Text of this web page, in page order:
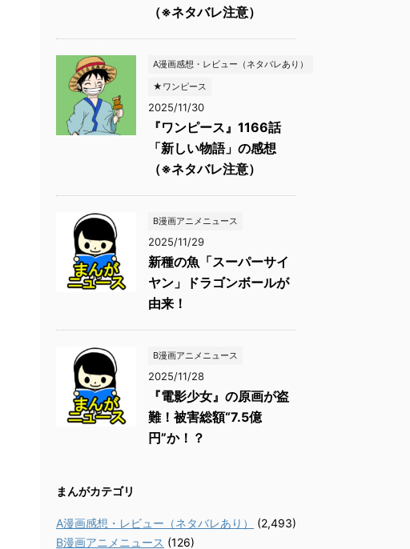
（※ネタバレ注意）
A漫画感想・レビュー（ネタバレあり）
★ワンピース
2025/11/30
『ワンピース』1166話
「新しい物語」の感想
（※ネタバレ注意）
B漫画アニメニュース
2025/11/29
新種の魚「スーパーサイ
ヤン」ドラゴンボールが
由来！
B漫画アニメニュース
2025/11/28
『電影少女』の原画が盗
難！被害総額“7.5億
円”か！？
まんがカテゴリ
A漫画感想・レビュー（ネタバレあり）
(2,493)
B漫画アニメニュース (126)